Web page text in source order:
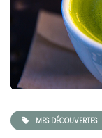
MES DÉCOUVERTES